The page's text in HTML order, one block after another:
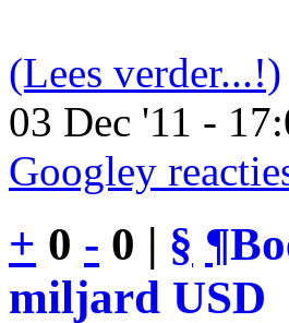
(Lees verder...!)
03 Dec '11 -
Googley
+ 0 - 0 | § ¶
miljard USD